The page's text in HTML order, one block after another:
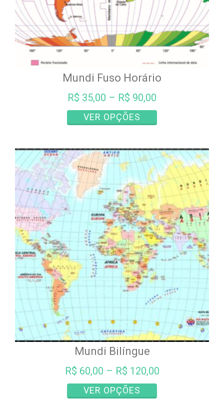
Mundi Fuso Horário
R$ 35,00 – R$ 90,00
VER OPÇÕES
produto
várias
variantes.
As
opções
podem
ser
escolhidas
na
página
do
produto
Mundi Bilíngue
R$ 60,00 – R$ 120,00
VER OPÇÕES
produto